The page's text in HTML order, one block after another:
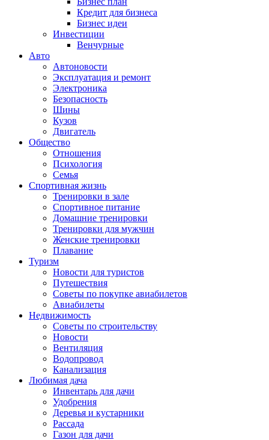
Кредит для бизнеса
Бизнес идеи
Инвестиции
Венчурные
Авто
Автоновости
Эксплуатация и ремонт
Электроника
Безопасность
Шины
Кузов
Двигатель
Общество
Отношения
Психология
Семья
Спортивная жизнь
Тренировки в зале
Спортивное питание
Домашние тренировки
Тренировки для мужчин
Женские тренировки
Плавание
Туризм
Новости для туристов
Путешествия
Советы по покупке авиабилетов
Авиабилеты
Недвижимость
Советы по строительству
Новости
Вентиляция
Водопровод
Канализация
Любимая дача
Инвентарь для дачи
Удобрения
Деревья и кустарники
Рассада
Газон для дачи